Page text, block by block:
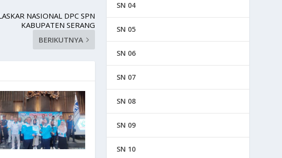
NASIONAL DPC SPN
KABUPATEN SERANG
BERIKUTNYA
SN 04
SN 05
SN 06
SN 07
SN 08
SN 09
SN 10